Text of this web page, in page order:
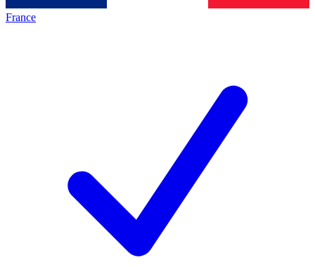
France